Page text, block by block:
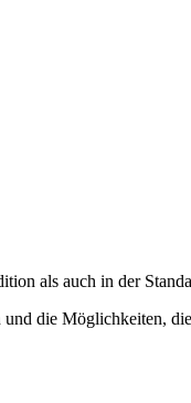
als auch in der
die Möglichkeiten,